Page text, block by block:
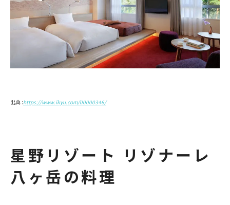
出典 :https://www.ikyu.com/00000346/
星野リゾート リゾナーレ
八ヶ岳の料理